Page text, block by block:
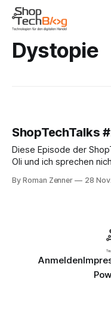
Dystopie
ShopTechTalks
Diese Episode der
Oli und ich sprechen
die Lupe, das uns
By Roman Zenner 28
Anmelden